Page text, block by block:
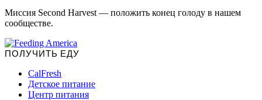
Миссия Second Harvest — положить конец голоду в нашем
сообществе.
ПОЛУЧИТЬ ЕДУ
CalFresh
Детское питание
Центр питания